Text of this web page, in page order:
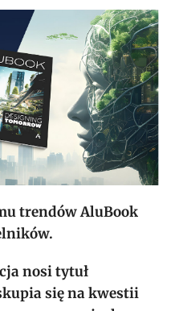
trendów AluBook
nosi tytuł
się na kwestii